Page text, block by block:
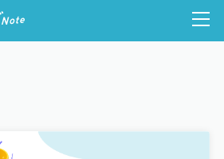
人的資本経営